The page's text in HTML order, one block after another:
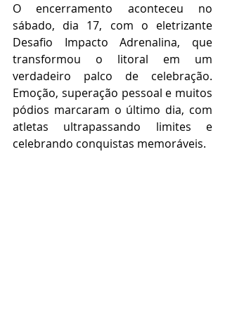
O encerramento aconteceu no
sábado, dia 17, com o eletrizante
Desafio Impacto Adrenalina, que
transformou o litoral em um
verdadeiro palco de celebração.
Emoção, superação pessoal e muitos
pódios marcaram o último dia, com
atletas ultrapassando limites e
celebrando conquistas memoráveis.